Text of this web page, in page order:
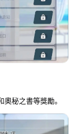
秘之書等獎勵。